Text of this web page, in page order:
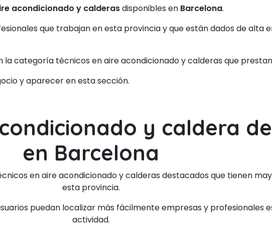
acondicionado y calderasdisponibles en Barcelona.
que trabajan en esta provincia y que están dados de alta
la categoría técnicos en aire acondicionado y calderas que
y aparecer en esta sección.
y caldera
en Barcelona
en aire acondicionado y calderas destacados que tienen
esta provincia.
puedan localizar más fácilmente empresas y profesionales
actividad.